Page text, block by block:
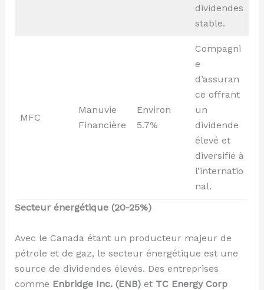
dividendes
stable.
MFC
Manuvie
Financière
Environ
5.7%
Compagni
e
d’assuran
ce offrant
un
dividende
élevé et
diversifié à
l’internatio
nal.
Secteur énergétique (20-25%)
Avec le Canada étant un producteur majeur de
pétrole et de gaz, le secteur énergétique est une
source de dividendes élevés. Des entreprises
comme Enbridge Inc. (ENB)et TC Energy Corp